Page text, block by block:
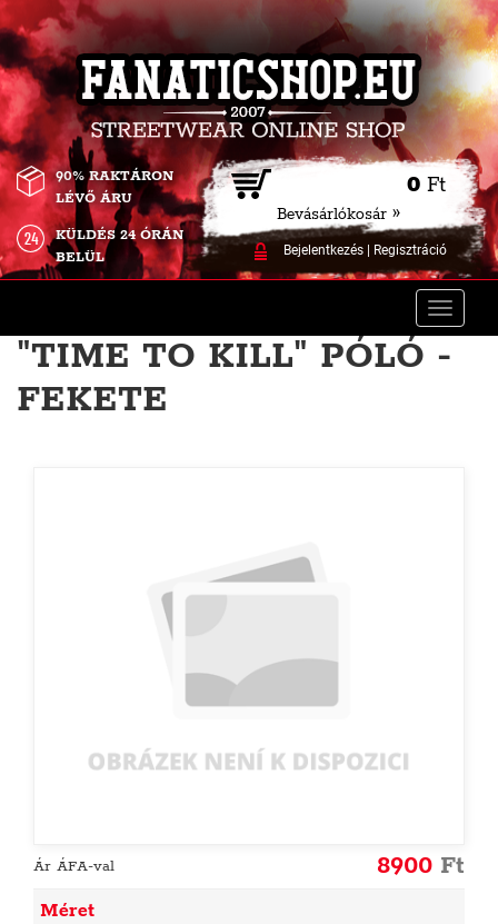
0 Ft
Bevásárlókosár »
Bejelentkezés| Regisztráció
90% RAKTÁRON
LÉVŐ ÁRU
KÜLDÉS 24 ÓRÁN
BELÜL
Toggle
"TIME TO KILL" PÓLÓ -
FEKETE
Ár ÁFA-val 8900 Ft
Méret